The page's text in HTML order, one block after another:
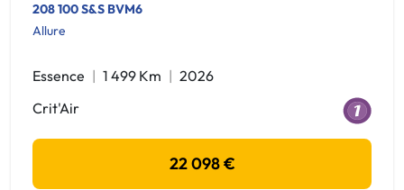
208 100 S&S BVM6
Allure
Essence 1 499 Km
2026
Crit'Air
22 098 €